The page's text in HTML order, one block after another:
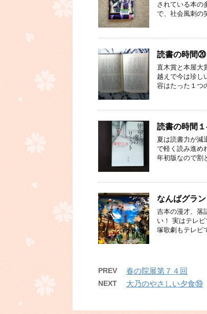
されている本の
で、社会風刺の
読書の時間⑳
直木賞と本屋大
越えで今は珍し
容はたった１つ
読書の時間
夏は読書力が減
で軽く読み進め
年初版なので割
なんばグラ
吉本の漫才、落
い！ 実はテレ
塚歌劇もテレビ
PREV 春の院展第７４回
NEXT 大乃のやさしい夕食⑲